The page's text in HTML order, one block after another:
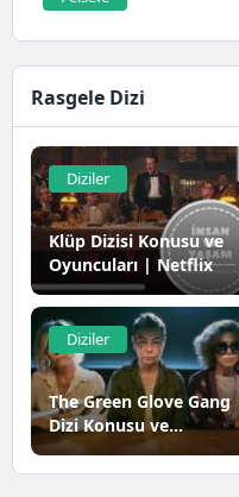
Rasgele Dizi
Diziler
Klüp Dizisi Konusu ve
Oyuncuları | Netflix
Diziler
The Green Glove Gang
Dizi Konusu ve
Oyuncuları | Netflix